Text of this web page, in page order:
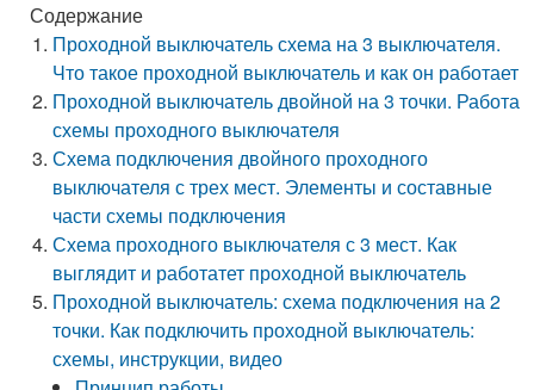
Содержание
Проходной выключатель схема на 3 выключателя.
Что такое проходной выключатель и как он работает
Проходной выключатель двойной на 3 точки. Работа
схемы проходного выключателя
Схема подключения двойного проходного
выключателя с трех мест. Элементы и составные
части схемы подключения
Схема проходного выключателя с 3 мест. Как
выглядит и работатет проходной выключатель
Проходной выключатель: схема подключения на 2
точки. Как подключить проходной выключатель:
схемы, инструкции, видео